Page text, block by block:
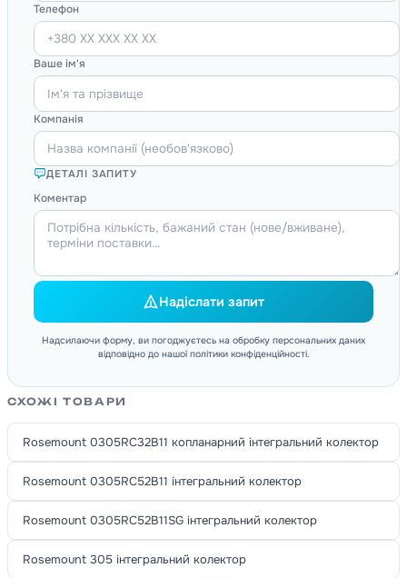
Телефон
Ваше ім'я
Компанія
ДЕТАЛІ ЗАПИТУ
Коментар
Надіслати запит
Надсилаючи форму, ви погоджуєтесь на обробку персональних даних
відповідно до нашої політики конфіденційності.
СХОЖІ ТОВАРИ
Rosemount 0305RC32B11 копланарний інтегральний колектор
Rosemount 0305RC52B11 інтегральний колектор
Rosemount 0305RC52B11SG інтегральний колектор
Rosemount 305 інтегральний колектор